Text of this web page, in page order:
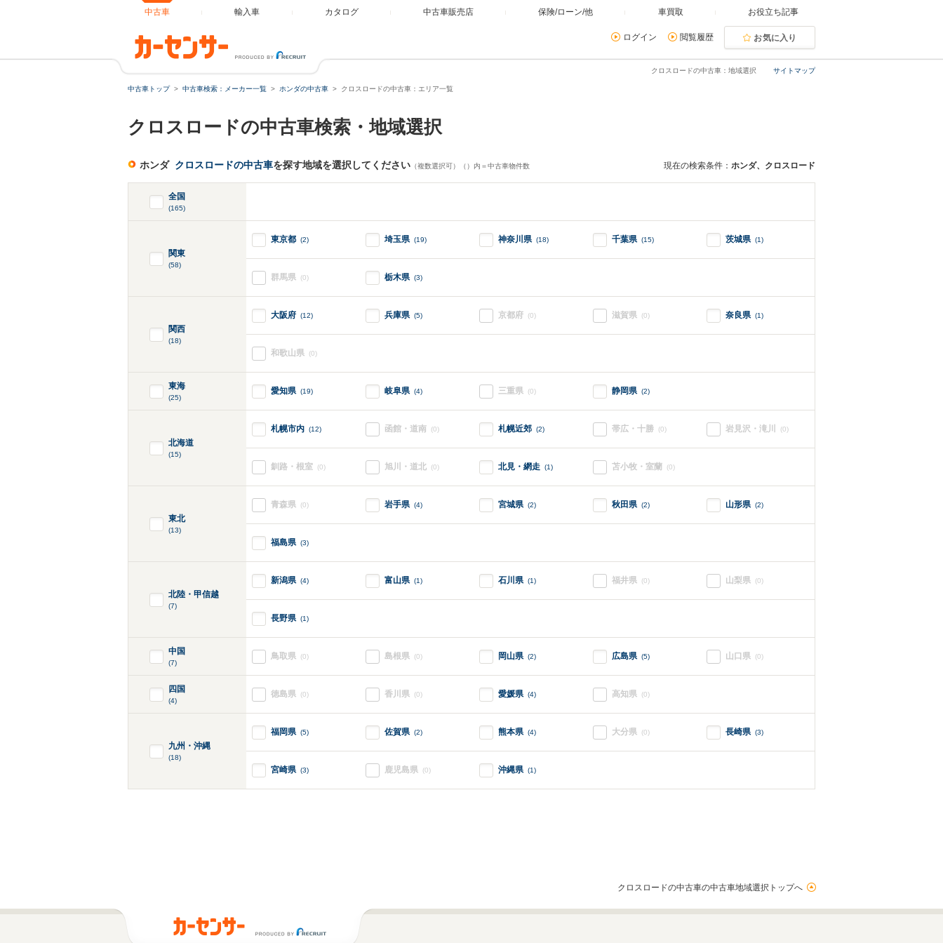
中古車 輸入車 カタログ 中古車販売店 保険/ローン/他 車買取 お役立ち記事
ログイン 閲覧履歴 お気に入り
サイトマップ
クロスロードの中古車：地域選択
中古車トップ 中古車検索：メーカー一覧 ホンダの中古車 クロスロードの中古車：エリア一覧
クロスロードの中古車検索・地域選択
ホンダ クロスロードの中古車を探す地域を選択してください （複数選択可）（）内＝中古車物件数 現在の検索条件： ホンダ、クロスロード
全国
(165)
関東
(58)
東京都 (2) 埼玉県 (19) 神奈川県 (18) 千葉県 (15) 茨城県 (1)
群馬県 (0) 栃木県 (3)
関西
(18)
大阪府 (12) 兵庫県 (5) 京都府 (0) 滋賀県 (0) 奈良県 (1)
和歌山県 (0)
東海
(25)
愛知県 (19) 岐阜県 (4) 三重県 (0) 静岡県 (2)
北海道
(15)
札幌市内 (12) 函館・道南 (0) 札幌近郊 (2) 帯広・十勝 (0) 岩見沢・滝川 (0)
釧路・根室 (0) 旭川・道北 (0) 北見・網走 (1) 苫小牧・室蘭 (0)
東北
(13)
青森県 (0) 岩手県 (4) 宮城県 (2) 秋田県 (2) 山形県 (2)
福島県 (3)
北陸・甲信越
(7)
新潟県 (4) 富山県 (1) 石川県 (1) 福井県 (0) 山梨県 (0)
長野県 (1)
中国
(7)
鳥取県 (0) 島根県 (0) 岡山県 (2) 広島県 (5) 山口県 (0)
四国
(4)
徳島県 (0) 香川県 (0) 愛媛県 (4) 高知県 (0)
九州・沖縄
(18)
福岡県 (5) 佐賀県 (2) 熊本県 (4) 大分県 (0) 長崎県 (3)
宮崎県 (3) 鹿児島県 (0) 沖縄県 (1)
クロスロードの中古車の中古車地域選択トップへ